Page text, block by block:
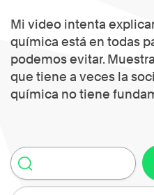
Mi video intenta
química está en todas
podemos evitar.
que tiene a veces la
química no tiene